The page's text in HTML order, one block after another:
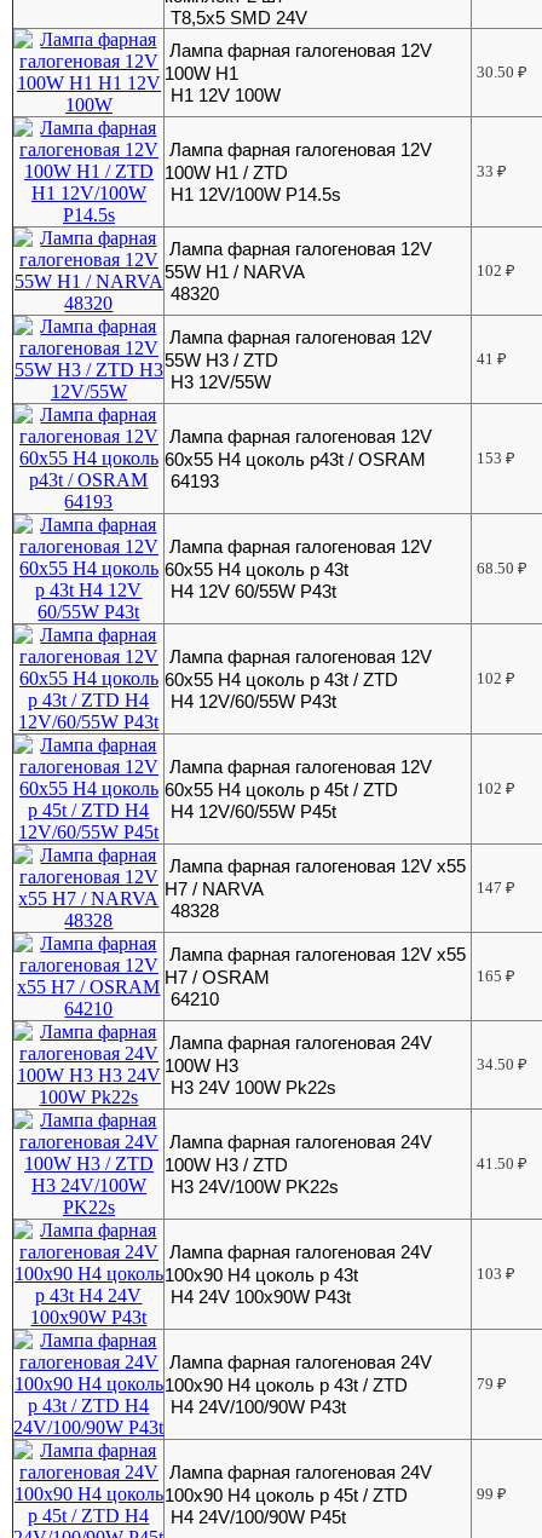
Т8,5х5 SMD 24V
Лампа фарная галогеновая 12V
100W Н1
H1 12V 100W
30.50₽
Лампа фарная галогеновая 12V
100W Н1 / ZTD
H1 12V/100W P14.5s
33₽
Лампа фарная галогеновая 12V
55W Н1 / NARVA
48320
102₽
Лампа фарная галогеновая 12V
55W Н3 / ZTD
H3 12V/55W
41₽
Лампа фарная галогеновая 12V
60х55 Н4 цоколь p43t / OSRAM
64193
153₽
Лампа фарная галогеновая 12V
60х55 Н4 цоколь р 43t
H4 12V 60/55W P43t
68.50₽
Лампа фарная галогеновая 12V
60х55 Н4 цоколь р 43t / ZTD
H4 12V/60/55W P43t
102₽
Лампа фарная галогеновая 12V
60х55 Н4 цоколь р 45t / ZTD
H4 12V/60/55W P45t
102₽
Лампа фарная галогеновая 12V х55
Н7 / NARVA
48328
147₽
Лампа фарная галогеновая 12V х55
Н7 / OSRAM
64210
165₽
Лампа фарная галогеновая 24V
100W H3
H3 24V 100W Pk22s
34.50₽
Лампа фарная галогеновая 24V
100W H3 / ZTD
H3 24V/100W PK22s
41.50₽
Лампа фарная галогеновая 24V
100х90 Н4 цоколь р 43t
H4 24V 100х90W P43t
103₽
Лампа фарная галогеновая 24V
100х90 Н4 цоколь р 43t / ZTD
H4 24V/100/90W P43t
79₽
Лампа фарная галогеновая 24V
100х90 Н4 цоколь р 45t / ZTD
H4 24V/100/90W P45t
99₽